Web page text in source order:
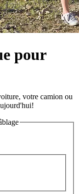
pour
votre camion ou